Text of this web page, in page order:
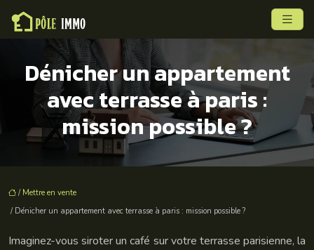
Dénicher un appartement
avec terrasse à paris :
mission possible ?
/ Mettre en vente
/ Dénicher un appartement avec terrasse à paris : mission possible ?
Imaginez-vous siroter un café sur votre terrasse parisienne, la